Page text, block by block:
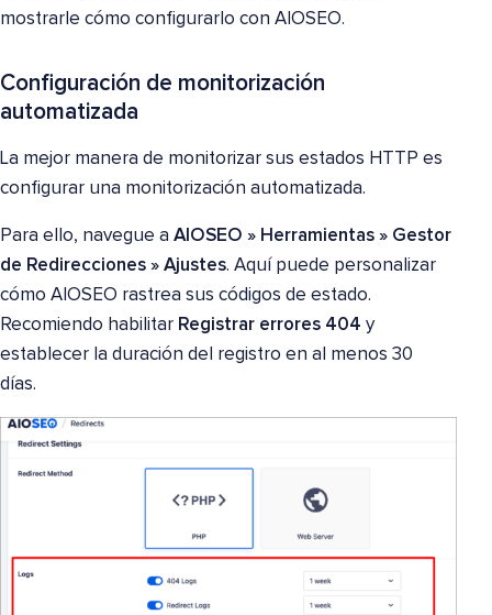
mostrarle cómo configurarlo con AIOSEO.
Configuración de monitorización
automatizada
La mejor manera de monitorizar sus estados HTTP es
configurar una monitorización automatizada.
Para ello, navegue a AIOSEO » Herramientas » Gestor
de Redirecciones » Ajustes. Aquí puede personalizar
cómo AIOSEO rastrea sus códigos de estado.
Recomiendo habilitar Registrar errores 404 y
establecer la duración del registro en al menos 30
días.